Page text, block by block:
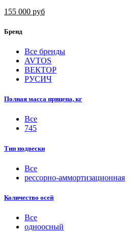
155 000 руб
Бренд
Все бренды
AVTOS
ВЕКТОР
РУСИЧ
Полная масса прицепа, кг
Все
745
Тип подвески
Все
рессорно-аммортизационная
Количество осей
Все
одноосный